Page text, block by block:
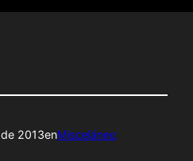
2013enMisceláneo